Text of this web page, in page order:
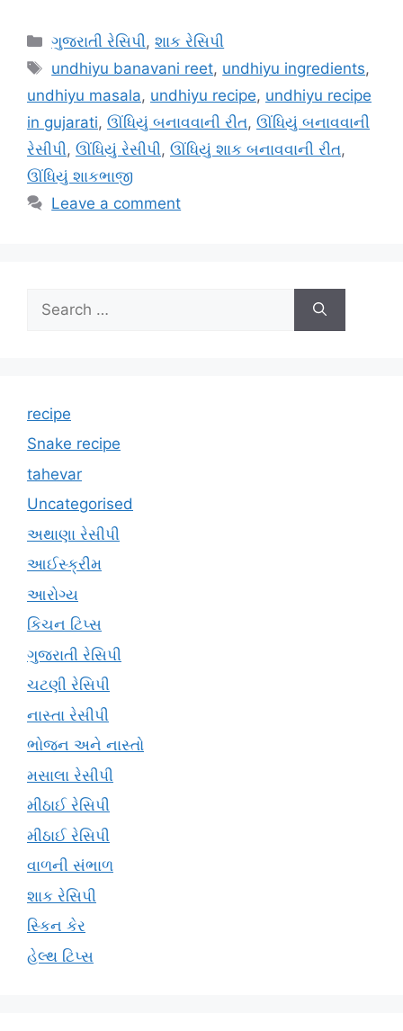
Categories
ગુજરાતી રેસિપી,શાક રેસિપી
Tags
undhiyu banavani reet, undhiyu ingredients,
undhiyu masala, undhiyu recipe, undhiyu recipe
in gujarati, ઊંધિયું બનાવવાની રીત, ઊંધિયું બનાવવાની
રેસીપી, ઊંધિયું રેસીપી, ઊંધિયું શાક બનાવવાની રીત,
ઊંધિયું શાકભાજી
Leave a comment
for:
recipe
Snake recipe
tahevar
Uncategorised
અથાણા રેસીપી
આઈસ્ક્રીમ
આરોગ્ય
કિચન ટિપ્સ
ગુજરાતી રેસિપી
ચટણી રેસિપી
નાસ્તા રેસીપી
ભોજન અને નાસ્તો
મસાલા રેસીપી
મીઠાઈ રેસિપી
મીઠાઈ રેસિપી
વાળની સંભાળ
શાક રેસિપી
સ્કિન કેર
હેલ્થ ટિપ્સ